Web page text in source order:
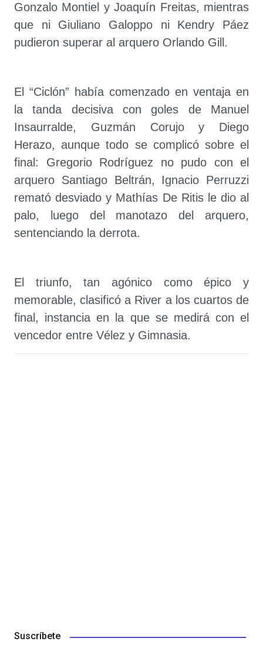
Gonzalo Montiel y Joaquín Freitas, mientras
que ni Giuliano Galoppo ni Kendry Páez
pudieron superar al arquero Orlando Gill.
El “Ciclón” había comenzado en ventaja en
la tanda decisiva con goles de Manuel
Insaurralde, Guzmán Corujo y Diego
Herazo, aunque todo se complicó sobre el
final: Gregorio Rodríguez no pudo con el
arquero Santiago Beltrán, Ignacio Perruzzi
remató desviado y Mathías De Ritis le dio al
palo, luego del manotazo del arquero,
sentenciando la derrota.
El triunfo, tan agónico como épico y
memorable, clasificó a River a los cuartos de
final, instancia en la que se medirá con el
vencedor entre Vélez y Gimnasia.
Suscríbete